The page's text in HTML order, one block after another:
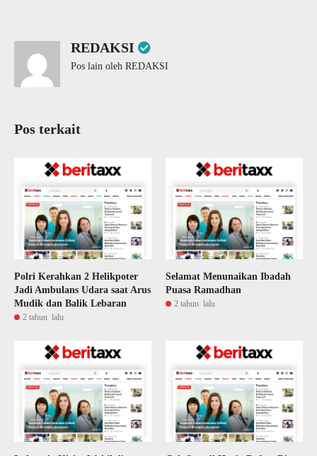
REDAKSI
Pos lain oleh REDAKSI
Pos terkait
Polri Kerahkan 2 Helikpoter
Jadi Ambulans Udara saat Arus
Mudik dan Balik Lebaran
2 tahun lalu
Selamat Menunaikan Ibadah
Puasa Ramadhan
2 tahun lalu